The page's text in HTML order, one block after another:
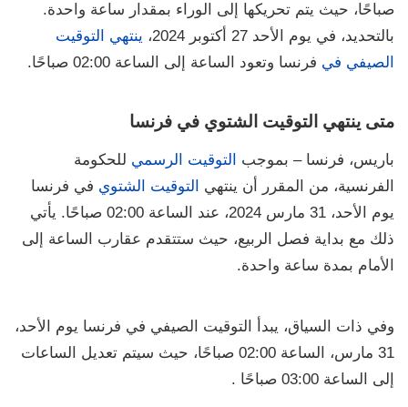
صباحًا، حيث يتم تحريكها إلى الوراء بمقدار ساعة واحدة.
بالتحديد، في يوم الأحد 27 أكتوبر 2024،
ينتهي التوقيت
الصيفي في فرنسا وتعود الساعة إلى الساعة 02:00 صباحًا.
متى ينتهي التوقيت الشتوي في فرنسا
باريس، فرنسا – بموجب التوقيت الرسمي للحكومة
الفرنسية، من المقرر أن ينتهي
التوقيت الشتوي في فرنسا
يوم الأحد، 31 مارس 2024، عند الساعة 02:00 صباحًا. يأتي
ذلك مع بداية فصل الربيع، حيث ستتقدم عقارب الساعة إلى
الأمام بمدة ساعة واحدة.
وفي ذات السياق، يبدأ التوقيت الصيفي في فرنسا يوم الأحد،
31 مارس، الساعة 02:00 صباحًا، حيث سيتم تعديل الساعات
إلى الساعة 03:00 صباحًا .